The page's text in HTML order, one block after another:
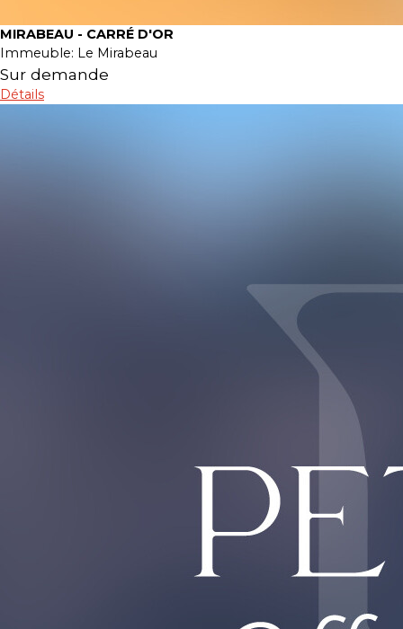
MIRABEAU - CARRÉ D'OR
Immeuble: Le Mirabeau
Sur demande
Détails